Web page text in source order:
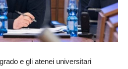
e gli atenei universitari